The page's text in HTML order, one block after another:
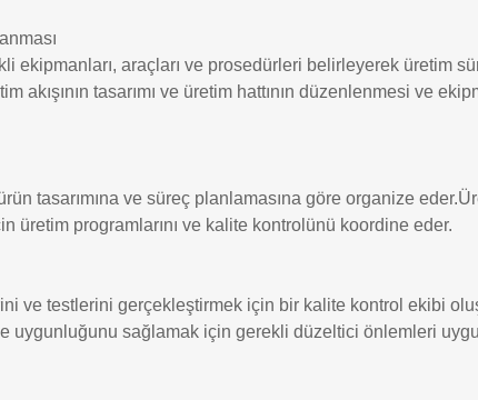
ekipmanları, araçları ve prosedürleri belirleyerek üretim
akışının tasarımı ve üretim hattının düzenlenmesi ve
tasarımına ve süreç planlamasına göre organize
üretim programlarını ve kalite kontrolünü koordine eder.
ve testlerini gerçekleştirmek için bir kalite kontrol ekibi
uygunluğunu sağlamak için gerekli düzeltici önlemleri